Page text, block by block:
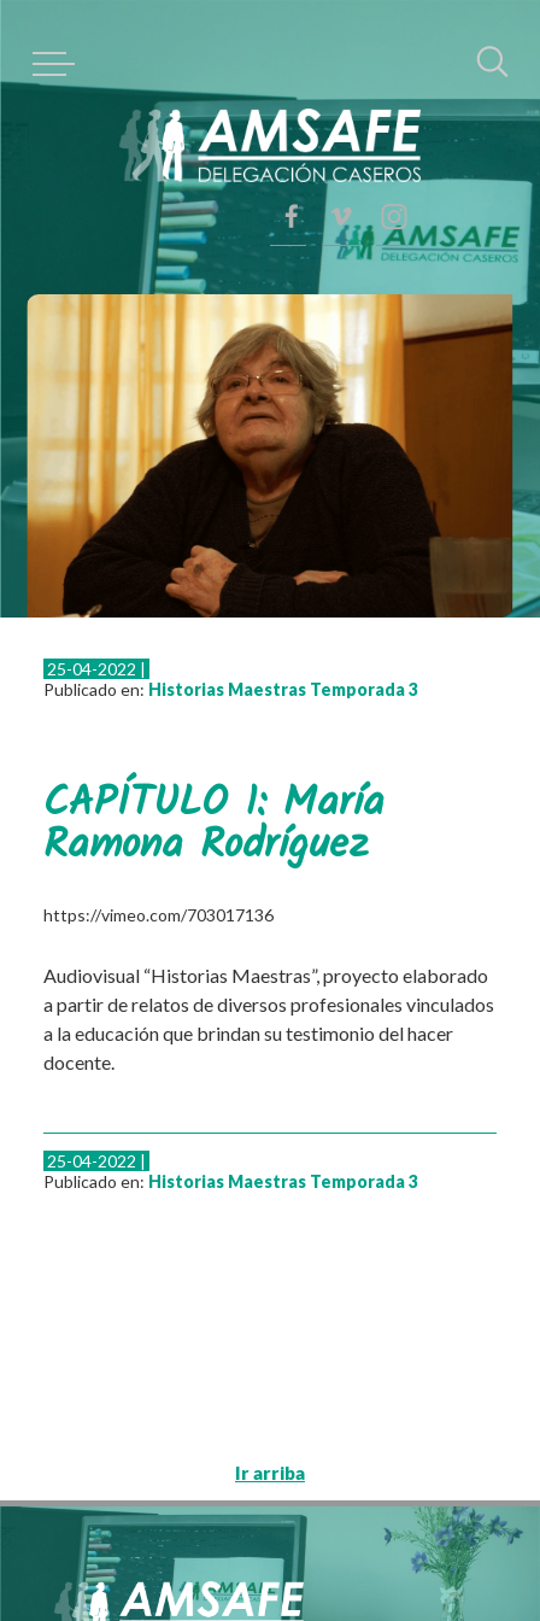
Nosotros
Estatuto social
Historia
Esto te interesa
Régimen de licencias
Afiliados
Reunión
Propuestas
Votación
Formación
Resistencias
Eventos
Instructivos e información
Decretos
Resoluciones
25-04-2022 |
Publicado en: Historias Maestras Temporada 3
CAPÍTULO 1: María
Ramona Rodríguez
https://vimeo.com/703017136
Audiovisual “Historias Maestras”, proyecto elaborado
a partir de relatos de diversos profesionales vinculados
a la educación que brindan su testimonio del hacer
docente.
25-04-2022 |
Publicado en: Historias Maestras Temporada 3
Ir arriba